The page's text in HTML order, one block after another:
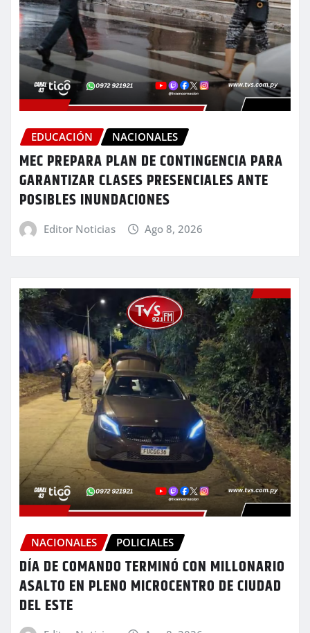
EDUCACIÓN NACIONALES
MEC PREPARA PLAN DE CONTINGENCIA PARA
GARANTIZAR CLASES PRESENCIALES ANTE
POSIBLES INUNDACIONES
Editor Noticias Ago 8, 2026
NACIONALES POLICIALES
DÍA DE COMANDO TERMINÓ CON MILLONARIO
ASALTO EN PLENO MICROCENTRO DE CIUDAD
DEL ESTE